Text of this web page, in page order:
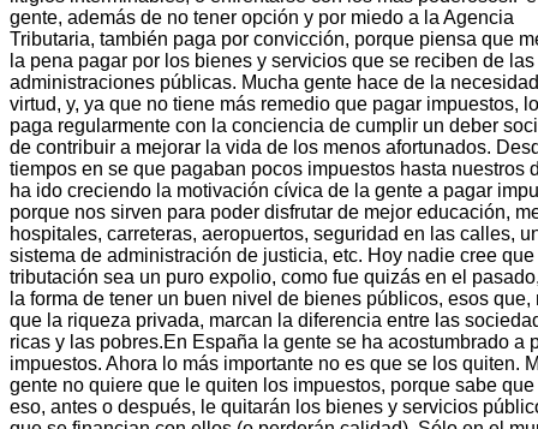
gente, además de no tener opción y por miedo a la Agencia
Tributaria, también paga por convicción, porque piensa que
la pena pagar por los bienes y servicios que se reciben de las
administraciones públicas. Mucha gente hace de la necesidad
virtud, y, ya que no tiene más remedio que pagar impuestos,
paga regularmente con la conciencia de cumplir un deber
de contribuir a mejorar la vida de los menos afortunados.
tiempos en se que pagaban pocos impuestos hasta nuestros
ha ido creciendo la motivación cívica de la gente a pagar
porque nos sirven para poder disfrutar de mejor educación,
hospitales, carreteras, aeropuertos, seguridad en las calles,
sistema de administración de justicia, etc. Hoy nadie cree que
tributación sea un puro expolio, como fue quizás en el
la forma de tener un buen nivel de bienes públicos, esos que,
que la riqueza privada, marcan la diferencia entre las
ricas y las pobres.En España la gente se ha acostumbrado a
impuestos. Ahora lo más importante no es que se los quiten.
gente no quiere que le quiten los impuestos, porque sabe
eso, antes o después, le quitarán los bienes y servicios